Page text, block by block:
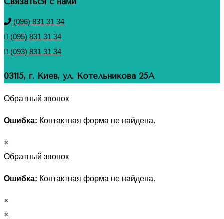
(096) 831 31 34
(095) 831 31 34
(093) 831 31 34
03115, г. Киев, ул. Котельникова 25А
Обратный звонок
Ошибка: Контактная форма не найдена.
×
Обратный звонок
Ошибка: Контактная форма не найдена.
×
×